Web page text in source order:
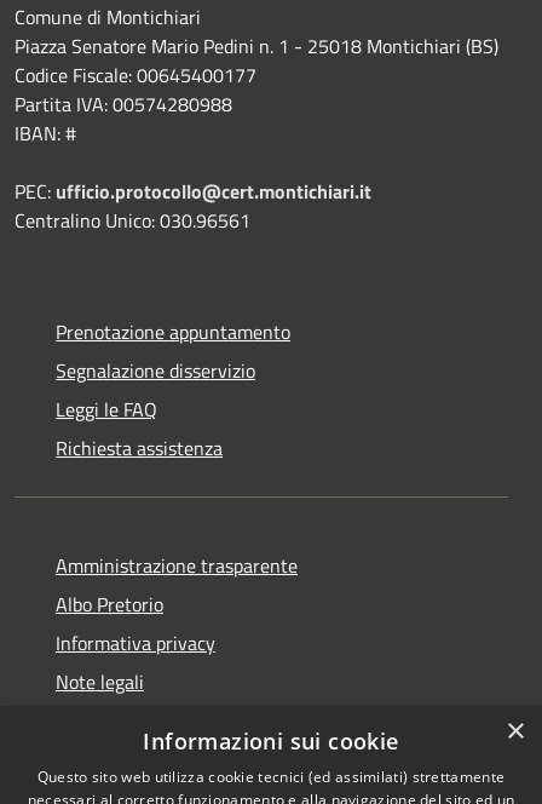
Comune di Montichiari
Piazza Senatore Mario Pedini n. 1 - 25018 Montichiari (BS)
Codice Fiscale: 00645400177
Partita IVA: 00574280988
IBAN: #
PEC: ufficio.protocollo@cert.montichiari.it
Centralino Unico: 030.96561
Prenotazione appuntamento
Segnalazione disservizio
Leggi le FAQ
Richiesta assistenza
Amministrazione trasparente
Albo Pretorio
Informativa privacy
Note legali
Whisteblowing
×
Informazioni sui cookie
Questo sito web utilizza cookie tecnici (ed assimilati) strettamente
necessari al corretto funzionamento e alla navigazione del sito ed un